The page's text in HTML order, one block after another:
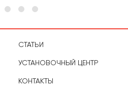
СТАТЬИ
УСТАНОВОЧНЫЙ ЦЕНТР
КОНТАКТЫ